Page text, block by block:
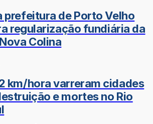
prefeitura de Porto Velho
regularização fundiária da
Colina
km/hora varreram cidades
e mortes no Rio